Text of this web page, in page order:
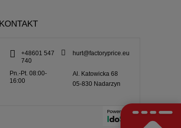
KONTAKT
+48601 547
740
hurt@factoryprice.eu
Pn.-Pt. 08:00-
16:00
Al. Katowicka 68
05-830 Nadarzyn